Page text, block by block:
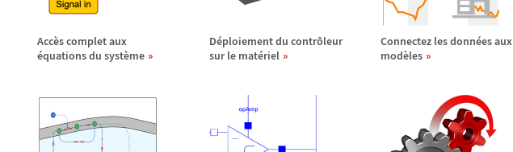
Accès complet aux
équations du système
Déploiement du contrôleur
sur le matériel
Connectez les données aux
modèles